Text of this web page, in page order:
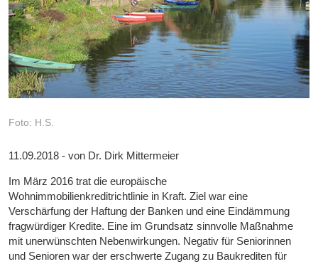
Foto: H.S.
11.09.2018 - von Dr. Dirk Mittermeier
Im März 2016 trat die europäische
Wohnimmobilienkreditrichtlinie in Kraft. Ziel war eine
Verschärfung der Haftung der Banken und eine Eindämmung
fragwürdiger Kredite. Eine im Grundsatz sinnvolle Maßnahme
mit unerwünschten Nebenwirkungen. Negativ für Seniorinnen
und Senioren war der erschwerte Zugang zu Baukrediten für